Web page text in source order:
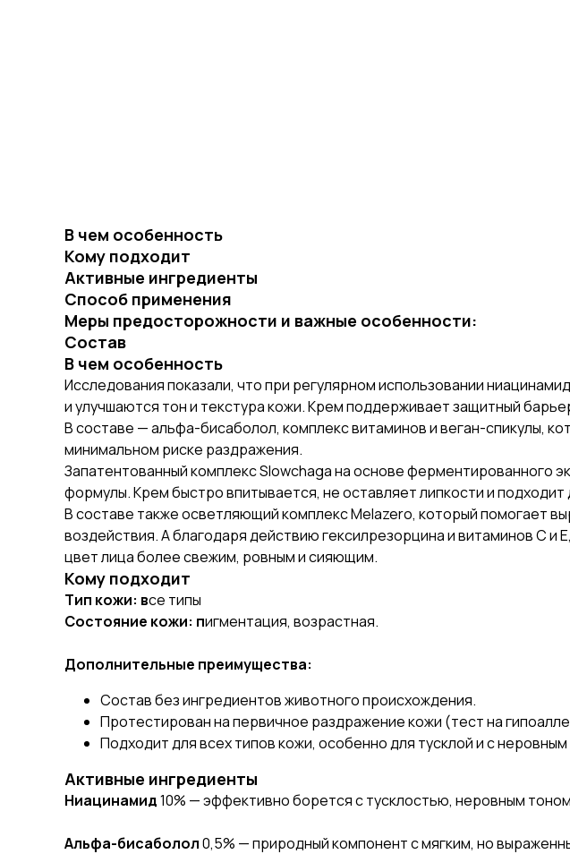
В чем особенность
Кому подходит
Активные ингредиенты
Способ применения
Меры предосторожности и важные особенности:
Состав
В чем особенность
Исследования показали, что при регулярном использовании
и улучшаются тон и текстура кожи. Крем поддерживает защитный
В составе — альфа-бисаболол, комплекс витаминов и веган-спикулы,
минимальном риске раздражения.
Запатентованный комплекс Slowchaga на основе ферментированного
формулы. Крем быстро впитывается, не оставляет липкости и подходит
В составе также осветляющий комплекс Melazero, который помогает
воздействия. А благодаря действию гексилрезорцина и витаминов С и
цвет лица более свежим, ровным и сияющим.
Кому подходит
Тип кожи: все типы
Состояние кожи: пигментация, возрастная.
Дополнительные преимущества:
Состав без ингредиентов животного происхождения.
Протестирован на первичное раздражение кожи (тест на
Подходит для всех типов кожи, особенно для тусклой и с
Активные ингредиенты
Ниацинамид10% — эффективно борется с тусклостью, неровным
Альфа-бисаболол0,5% — природный компонент с мягким, но